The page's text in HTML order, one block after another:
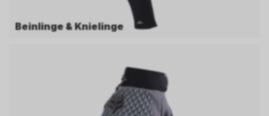
Beinlinge & Knielinge